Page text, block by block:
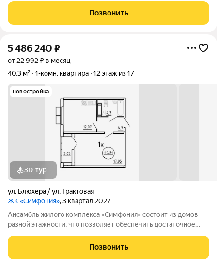
времени и предлагаем квартиры с уже готовой базовой
отделкой. Заезжайте и живите! ЖК
Позвонить
5 486 240 ₽
от 22 992 ₽ в месяц
40,3 м²
1-комн. квартира 12 этаж из 17
новостройка
3D-тур
ул. Блюхера / ул. Трактовая
ЖК «Симфония», 3 квартал 2027
Ансамбль жилого комплекса «Симфония» состоит из домов
разной этажности, что позволяет обеспечить достаточное
времени и предлагаем квартиры с уже готовой базовой
отделкой. Заезжайте и живите! ЖК
Позвонить